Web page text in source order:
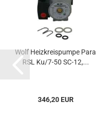
Wolf Heizkreispumpe Para
RSL Ku/7-50 SC-12,...
346,20 EUR